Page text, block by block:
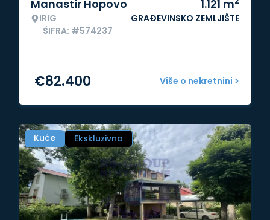
Manastir Hopovo
IRIG
ŠIFRA: #574237
1.121 m
GRAĐEVINSKO ZEMLJIŠTE
Više o nekretnini >
€82.400
Kuće Ekskluzivno